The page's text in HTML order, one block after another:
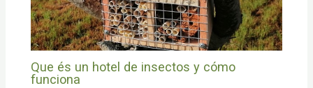
Que és un hotel de insectos y cómo
funciona